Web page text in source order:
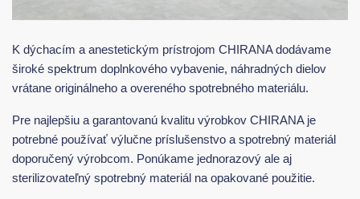
K dýchacím a anestetickým prístrojom CHIRANA dodávame
široké spektrum doplnkového vybavenie, náhradných dielov
vrátane originálneho a overeného spotrebného materiálu.
Pre najlepšiu a garantovanú kvalitu výrobkov CHIRANA je
potrebné používať výlučne príslušenstvo a spotrebný materiál
doporučený výrobcom. Ponúkame jednorazový ale aj
sterilizovateľný spotrebný materiál na opakované použitie.